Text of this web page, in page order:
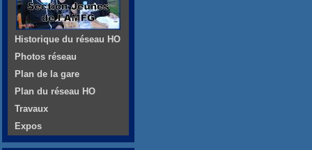
Historique du réseau HO
Photos réseau
Plan de la gare
Plan du réseau HO
Travaux
Expos